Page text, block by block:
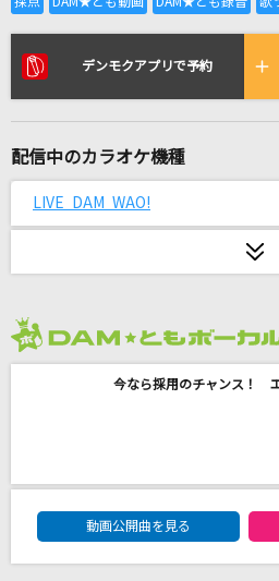
リアルタイムで歌われ
[生音]まっぴら御免
飛燕
[生音]恋
RUDE!
Hearts2Hearts
[生音]I LOVE YOU
土砂降りの雨だから
デンモクアプリで予約
配信中のカラオケ機種
LIVE DAM WAO!
今なら採用のチャンス！
DAM★ともボーカルエン
動画公開曲を見る